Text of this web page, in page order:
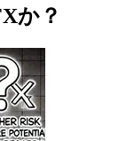
か？